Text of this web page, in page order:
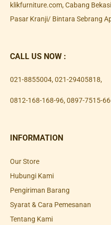
klikfurniture.com, Cabang
Pasar Kranji/ Bintara Sebrang
CALL US NOW :
021-8855004, 021-29405818,
0812-168-168-96, 0897-7515-
INFORMATION
Our Store
Hubungi Kami
Pengiriman Barang
Syarat & Cara Pemesanan
Tentang Kami